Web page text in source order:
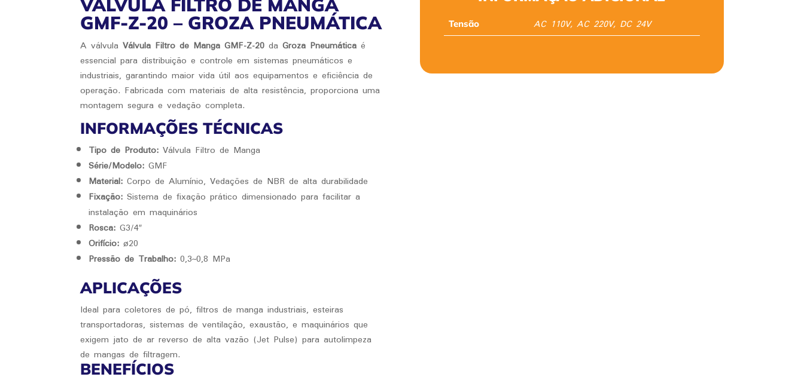
VÁLVULA FILTRO DE MANGA
GMF-Z-20 – GROZA PNEUMÁTICA
A válvulaVálvula Filtro de Manga GMF-Z-20 daGroza Pneumática é
essencial para distribuição e controle em sistemas pneumáticos e
industriais, garantindo maior vida útil aos equipamentos e eficiência de
operação. Fabricada com materiais de alta resistência, proporciona uma
montagem segura e vedação completa.
INFORMAÇÕES TÉCNICAS
Tipo de Produto: Válvula Filtro de Manga
Série/Modelo: GMF
Material: Corpo de Alumínio, Vedações de NBR de alta durabilidade
Fixação: Sistema de fixação prático dimensionado para facilitar a
instalação em maquinários
Rosca: G3/4″
Orifício: ø20
Pressão de Trabalho: 0,3~0,8 MPa
APLICAÇÕES
Ideal para coletores de pó, filtros de manga industriais, esteiras
transportadoras, sistemas de ventilação, exaustão, e maquinários que
exigem jato de ar reverso de alta vazão (Jet Pulse) para autolimpeza
de mangas de filtragem.
BENEFÍCIOS
Tensão AC 110V, AC 220V, DC 24V